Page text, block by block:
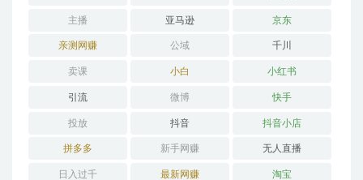
主播 亚马逊 京东
亲测网赚 公域 千川
卖课 小白 小红书
引流 微博 快手
投放 抖音 抖音小店
拼多多 新手网赚 无人直播
日入过千 最新网赚 淘宝